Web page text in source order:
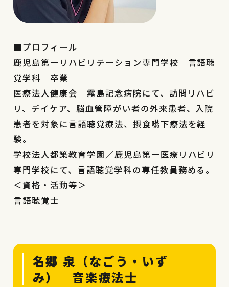
■プロフィール
鹿児島第一リハビリテーション専門学校 言語聴
覚学科 卒業
︎医療法人健康会 霧島記念病院にて、訪問リハビ
リ、デイケア、脳血管障がい者の外来患者、入院
患者を対象に言語聴覚療法、摂食嚥下療法を経
験。
︎学校法人都築教育学園／鹿児島第一医療リハビリ
専門学校にて、言語聴覚学科の専任教員務める。
＜資格・活動等＞
言語聴覚士
名郷 泉（なごう・いず
み） 音楽療法士